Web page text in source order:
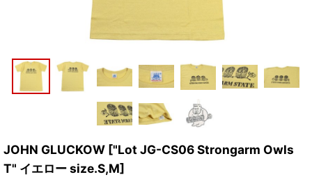
JOHN GLUCKOW ["Lot JG-CS06 Strongarm Owls
T" イエロー size.S,M]